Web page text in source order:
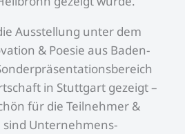
Ausstellung unter dem
& Poesie aus Baden-
in Stuttgart gezeigt –
für die Teilnehmer &
sind Unternehmens-